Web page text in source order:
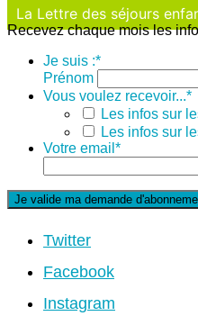
La Lettre des séjours
Recevez chaque mois les
Je suis :*
Prénom
Vous voulez recevoir...*
Les infos sur
Les infos sur
Votre email *
Twitter
Facebook
Instagram